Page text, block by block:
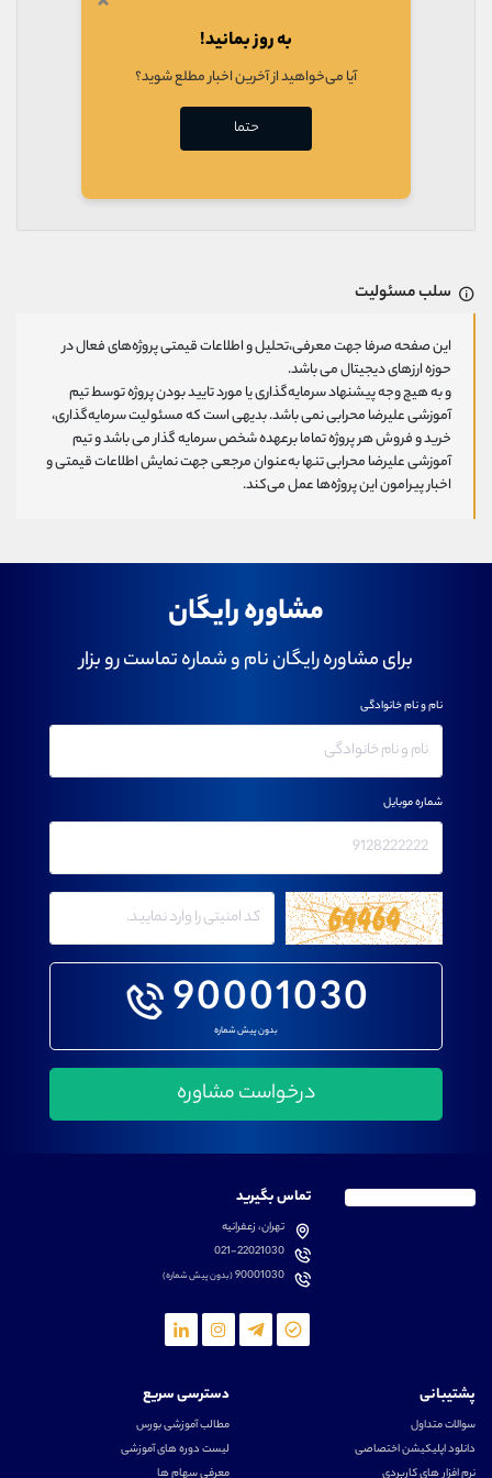
سلب مسئولیت
این صفحه صرفا جهت معرفی،تحلیل و اطلاعات قیمتی پروژه‌های فعال در
حوزه ارزهای دیجیتال می باشد.
و به هیچ وجه پیشنهاد سرمایه‌گذاری یا مورد تایید بودن پروژه توسط تیم
آموزشی علیرضا محرابی نمی باشد. بدیهی است که مسئولیت سرمایه‌گذاری،
خرید و فروش هر پروژه تماما برعهده شخص سرمایه گذار می باشد و تیم
آموزشی علیرضا محرابی تنها به‌عنوان مرجعی جهت نمایش اطلاعات قیمتی و
اخبار پیرامون این پروژه‌‌ها عمل می‌کند.
مشاوره رایگان
برای مشاوره رایگان نام و شماره تماست رو بزار
90001030
بدون پیش شماره
نام و نام خانوادگی
شماره موبایل
تماس بگیرید
تهران، زعفرانیه
021-22021030
90001030(بدون پیش شماره)
پشتیبانی
سوالات متداول
دانلود اپلیکیشن اختصاصی
نرم افزار های کاربردی
دسترسی سریع
مطالب آموزشی بورس
لیست دوره های آموزشی
معرفی سهام ها
به روز بمانید!
آیا می‌خواهید از آخرین اخبار مطلع شوید؟
حتما